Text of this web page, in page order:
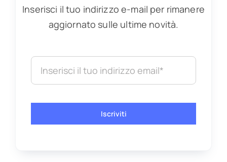
Inserisci il tuo indirizzo e-mail per rimanere
aggiornato sulle ultime novità.
Iscriviti